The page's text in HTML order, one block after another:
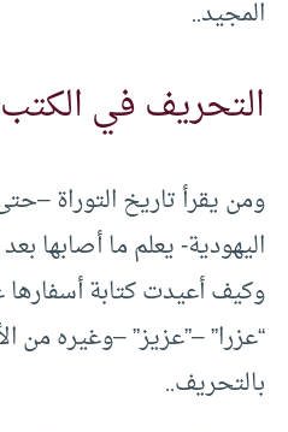
المجيد..
التحريف في الكتب
ومن يقرأ تاريخ التوراة
اليهودية- يعلم ما أصابها
وكيف أعيدت كتابة
“عزرا” –”عزيز” –وغيره من
بالتحريف..